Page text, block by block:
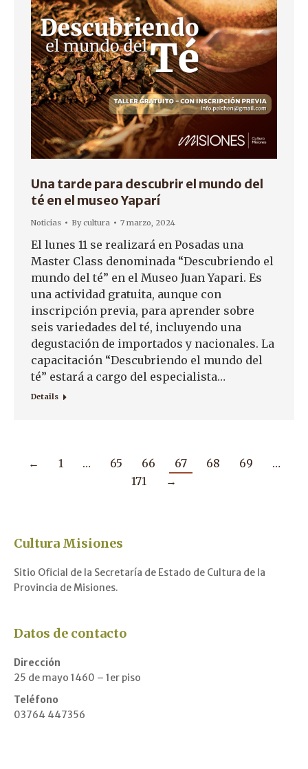
Una tarde para descubrir el mundo del
té en el museo Yaparí
Noticias Bycultura 7 marzo, 2024
El lunes 11 se realizará en Posadas una
Master Class denominada “Descubriendo el
mundo del té” en el Museo Juan Yapari. Es
una actividad gratuita, aunque con
inscripción previa, para aprender sobre
seis variedades del té, incluyendo una
degustación de importados y nacionales. La
capacitación “Descubriendo el mundo del
té” estará a cargo del especialista…
Details
← 1 … 65 66 67 68 69
…
171
→
Cultura Misiones
Sitio Oficial de la Secretaría de Estado de Cultura de la
Provincia de Misiones.
Datos de contacto
Dirección
25 de mayo 1460 – 1er piso
Teléfono
03764 447356